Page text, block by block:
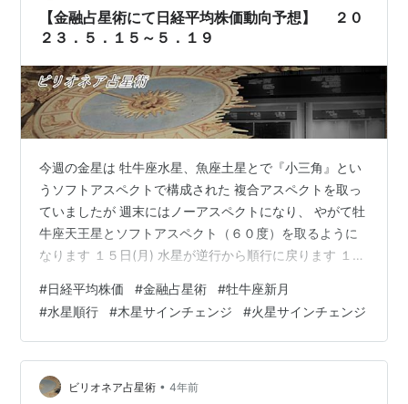
後３営業日と言われ…
【金融占星術にて日経平均株価動向予想】 ２０
２３．５．１５～５．１９
今週の金星は 牡牛座水星、魚座土星とで『小三角』とい
うソフトアスペクトで構成された 複合アスペクトを取っ
ていましたが 週末にはノーアスペクトになり、 やがて牡
牛座天王星とソフトアスペクト（６０度）を取るように
なります １５日(月) 水星が逆行から順行に戻ります １７
牡牛座新月 ２１日(日) 火星が獅子座にサインチェンジし
ます 今週は注意した方がいいと思います。 尚、天体の相
場への影響は前後３営業日と言われています。投資は余
裕資金で、自己責任でお願いします
#日経平均株価 #金融占星術 #牡牛座新月
#水星順行 #木星サインチェンジ #火星サインチェンジ
ビリオネア占星術 • 4年前